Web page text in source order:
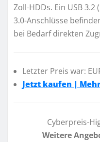
Zoll-HDDs. Ein USB 3.2
3.0-Anschlüsse
bei Bedarf direkten
Letzter Preis war:
Jetzt kaufen |
Cyberpreis-
Weitere